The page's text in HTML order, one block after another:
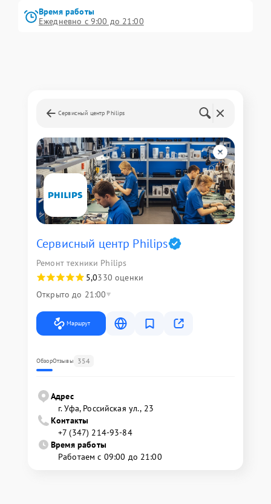
Время работы
Ежедневно с 9:00 до 21:00
Сервисный центр Philips
Сервисный центр Philips
Ремонт техники Philips
5,0330 оценки
Открыто до 21:00
Маршрут
ОбзорОтзывы 354
Адрес
г. Уфа, Российская ул., 23
Контакты
+7 (347) 214-93-84
Время работы
Работаем с 09:00 до 21:00